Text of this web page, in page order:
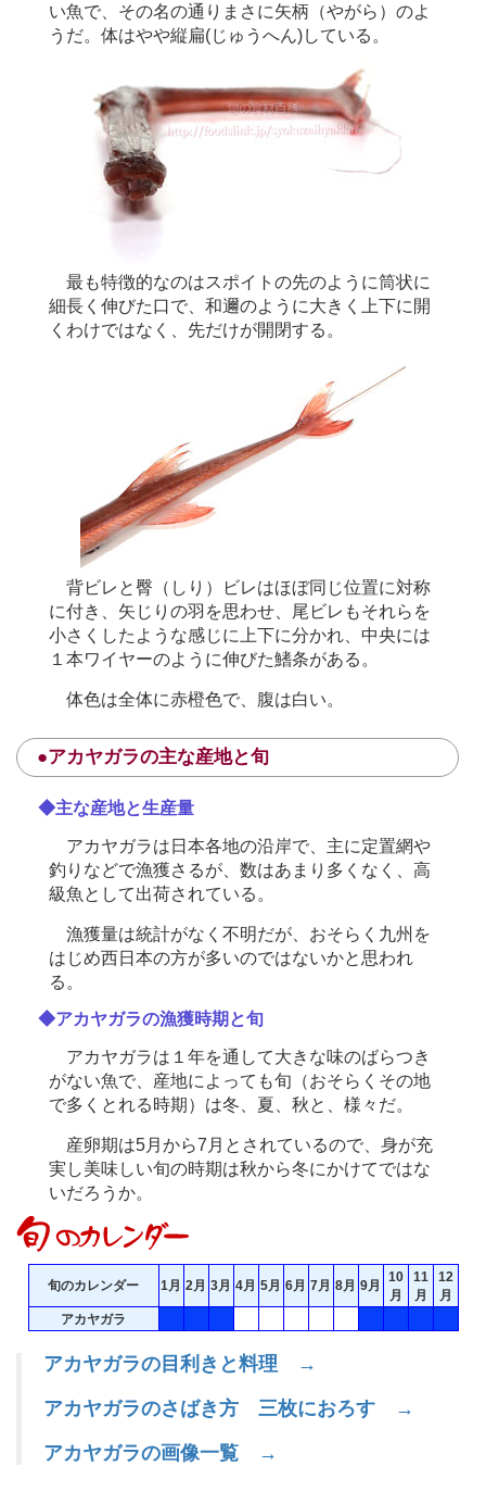
い魚で、その名の通りまさに矢柄（やがら）のよ
うだ。体はやや縦扁(じゅうへん)している。
最も特徴的なのはスポイトの先のように筒状に
細長く伸びた口で、和邇のように大きく上下に開
くわけではなく、先だけが開閉する。
背ビレと臀（しり）ビレはほぼ同じ位置に対称
に付き、矢じりの羽を思わせ、尾ビレもそれらを
小さくしたような感じに上下に分かれ、中央には
１本ワイヤーのように伸びた鰭条がある。
体色は全体に赤橙色で、腹は白い。
●アカヤガラの主な産地と旬
◆主な産地と生産量
アカヤガラは日本各地の沿岸で、主に定置網や
釣りなどで漁獲さるが、数はあまり多くなく、高
級魚として出荷されている。
漁獲量は統計がなく不明だが、おそらく九州を
はじめ西日本の方が多いのではないかと思われ
る。
◆アカヤガラの漁獲時期と旬
アカヤガラは１年を通して大きな味のばらつき
がない魚で、産地によっても旬（おそらくその地
で多くとれる時期）は冬、夏、秋と、様々だ。
産卵期は5月から7月とされているので、身が充
実し美味しい旬の時期は秋から冬にかけてではな
いだろうか。
旬のカレンダー 1月 2月 3月 4月 5月 6月 7月 8月 9月
10
月
11
月
12
月
アカヤガラ
アカヤガラの目利きと料理 →
アカヤガラのさばき方 三枚におろす →
アカヤガラの画像一覧 →